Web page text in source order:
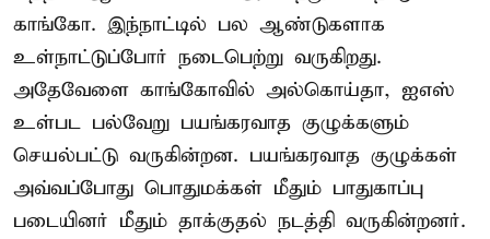
காங்கோ. இந்நாட்டில் பல ஆண்டுகளாக
உள்நாட்டுப்போர் நடைபெற்று வருகிறது.
அதேவேளை காங்கோவில் அல்கொய்தா, ஐஎஸ்
உள்பட பல்வேறு பயங்கரவாத குழுக்களும்
செயல்பட்டு வருகின்றன. பயங்கரவாத குழுக்கள்
அவ்வப்போது பொதுமக்கள் மீதும் பாதுகாப்பு
படையினர் மீதும் தாக்குதல் நடத்தி வருகின்றனர்.